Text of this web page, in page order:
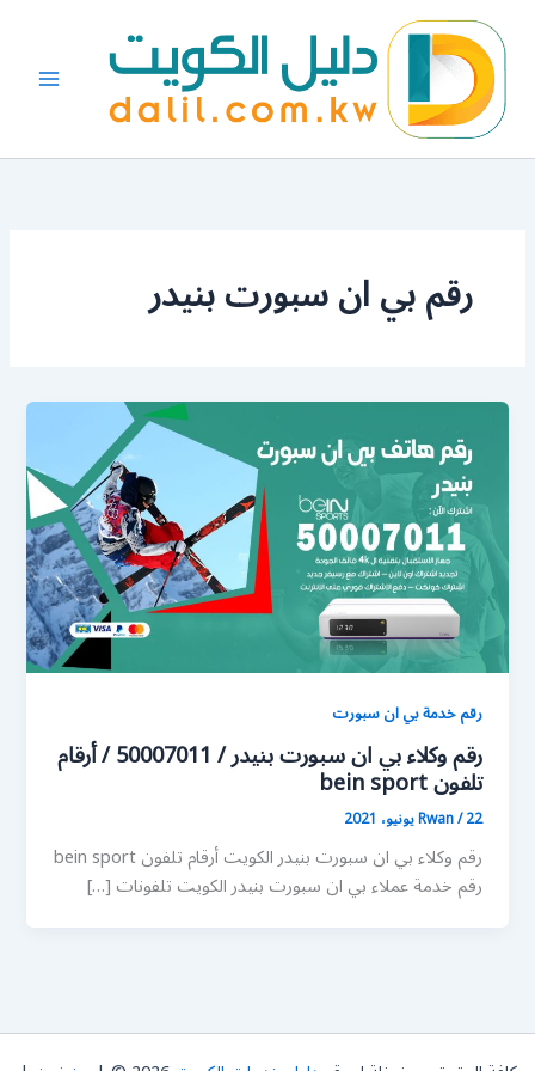
المحتوى
رقم بي ان سبورت بنيدر
رقم خدمة بي ان سبورت
رقم وكلاء بي ان سبورت بنيدر / 50007011 / أرقام
تلفون bein sport
Rwan/22 يونيو، 2021
رقم وكلاء بي ان سبورت بنيدر الكويت أرقام تلفون bein sport
رقم خدمة عملاء بي ان سبورت بنيدر الكويت تلفونات […]